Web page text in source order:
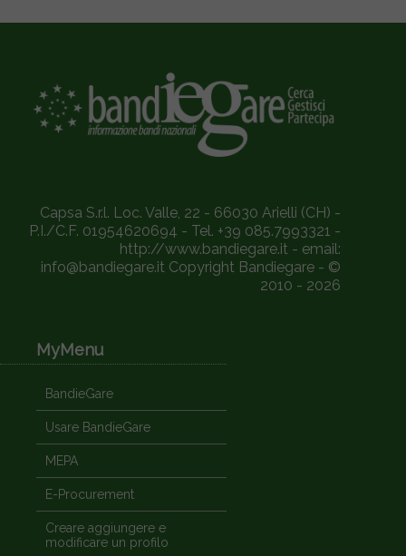
Capsa S.r.l. Loc. Valle, 22 - 66030 Arielli (CH) -
P.I./C.F. 01954620694 - Tel. +39 085.7993321 -
http://www.bandiegare.it - email:
info@bandiegare.it Copyright Bandiegare - ©
2010 - 2026
MyMenu
BandieGare
Usare BandieGare
MEPA
E-Procurement
Creare aggiungere e
modificare un profilo